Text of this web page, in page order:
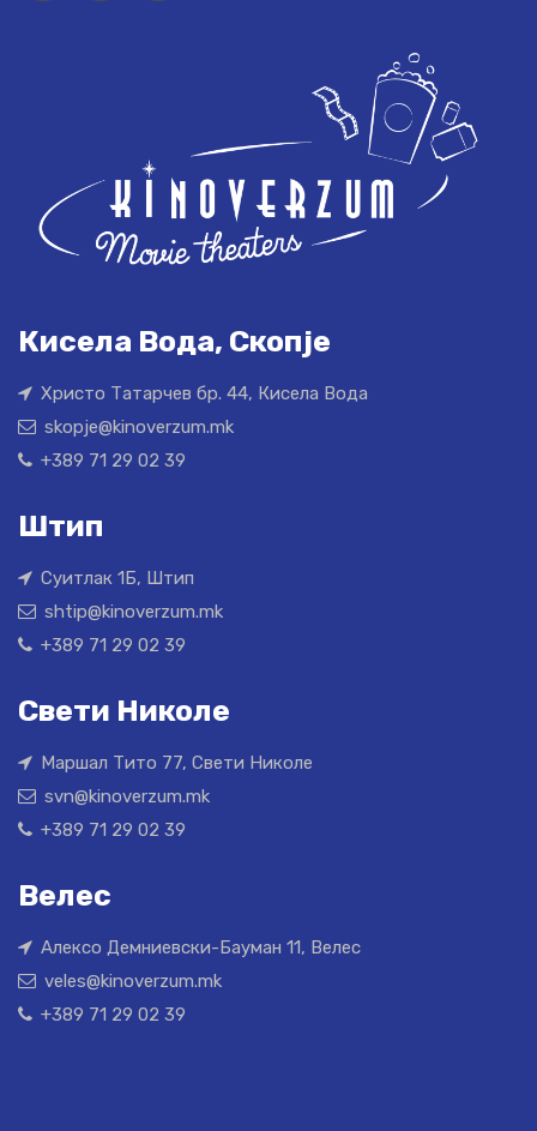
Кисела Вода, Скопје
Христо Татарчев бр. 44, Кисела Вода
skopje@kinoverzum.mk
+389 71 29 02 39
Штип
Суитлак 1Б, Штип
shtip@kinoverzum.mk
+389 71 29 02 39
Свети Николе
Маршал Тито 77, Свети Николе
svn@kinoverzum.mk
+389 71 29 02 39
Велес
Алексо Демниевски-Бауман 11, Велес
veles@kinoverzum.mk
+389 71 29 02 39